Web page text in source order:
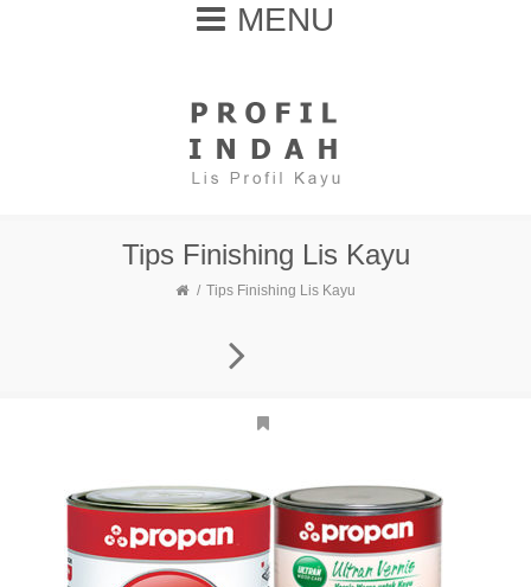
MENU
Tips Finishing Lis Kayu
Tips Finishing Lis Kayu